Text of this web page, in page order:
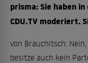
prisma: Sie haben
CDU.TV moderiert.
von Brauchitsch:
besitze auch kein